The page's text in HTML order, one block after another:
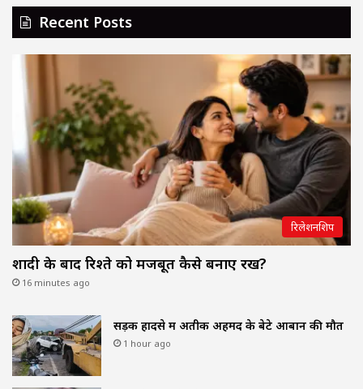
Recent Posts
रिलेशनशिप
शादी के बाद रिश्ते को मजबूत कैसे बनाए रखें?
16 minutes ago
सड़क हादसे में अतीक अहमद के बेटे आबान की मौत
1 hour ago